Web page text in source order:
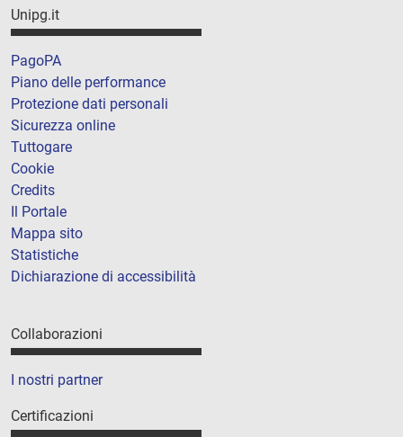
Unipg.it
PagoPA
Piano delle performance
Protezione dati personali
Sicurezza online
Tuttogare
Cookie
Credits
Il Portale
Mappa sito
Statistiche
Dichiarazione di accessibilità
Collaborazioni
I nostri partner
Certificazioni